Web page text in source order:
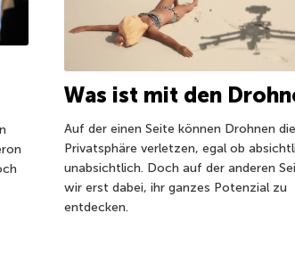
Was ist mit den
Auf der einen Seite können Drohnen die
Privatsphäre verletzen, egal ob
unabsichtlich. Doch auf der anderen
wir erst dabei, ihr ganzes Potenzial zu
entdecken.